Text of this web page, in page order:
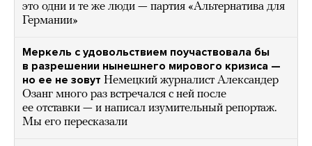
это одни и те же люди — партия «Альтернатива для
Германии»
Меркель с удовольствием поучаствовала бы
в разрешении нынешнего мирового кризиса —
но ее не зовут Немецкий журналист Александер
Озанг много раз встречался с ней после
ее отставки — и написал изумительный репортаж.
Мы его пересказали